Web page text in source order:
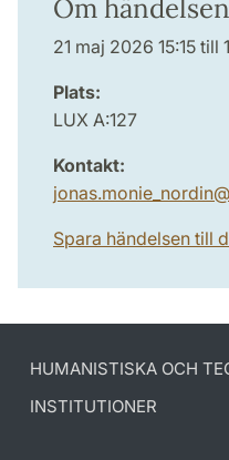
Om
21 maj 2026 15:15 till
Plats:
LUX A:127
Kontakt:
jonas.monie_nordin@
Spara händelsen till
HUMANISTISKA OCH
INSTITUTIONER